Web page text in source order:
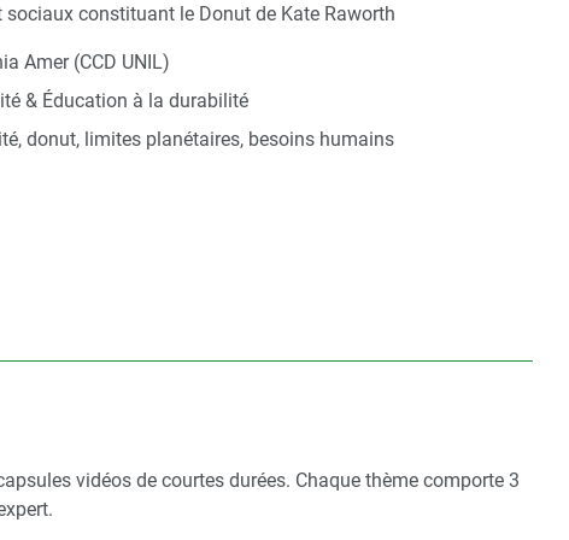
constituant le Donut de Kate Raworth
Amer (CCD UNIL)
& Éducation à la durabilité
donut, limites planétaires, besoins humains
vidéos de courtes durées. Chaque thème comporte 3